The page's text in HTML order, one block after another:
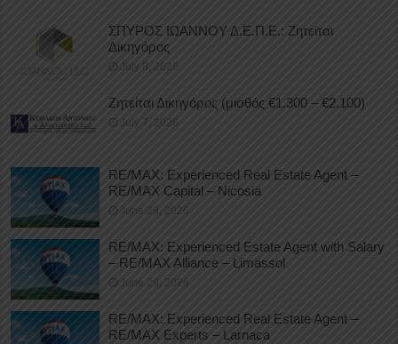
ΣΠΥΡΟΣ ΙΩΑΝΝΟΥ Δ.Ε.Π.Ε.: Ζητείται
Δικηγόρος
July 8, 2026
Ζητείται Δικηγόρος (μισθός €1.300 – €2.100)
July 7, 2026
RE/MAX: Experienced Real Estate Agent –
RE/MAX Capital – Nicosia
June 29, 2026
RE/MAX: Experienced Estate Agent with Salary
– RE/MAX Alliance – Limassol
June 29, 2026
RE/MAX: Experienced Real Estate Agent –
RE/MAX Experts – Larnaca